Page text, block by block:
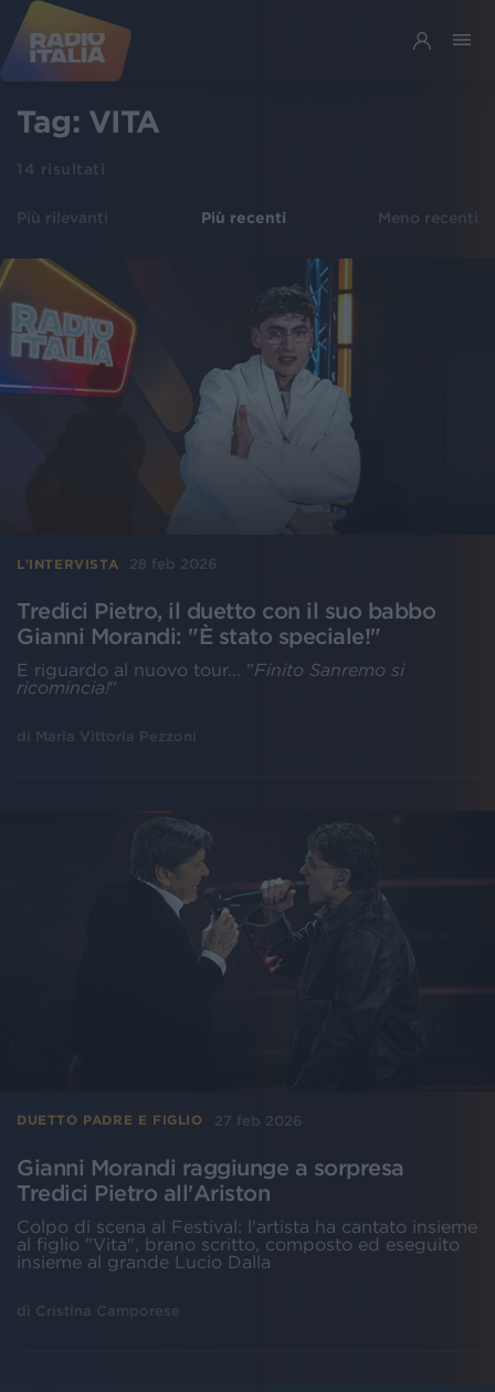
Tag: VITA
14 risultati
Più rilevanti Più recenti Meno recenti
L'INTERVISTA 28 feb 2026
Tredici Pietro, il duetto con il suo babbo
Gianni Morandi: "È stato speciale!"
E riguardo al nuovo tour... "Finito Sanremo si
ricomincia!"
di Maria Vittoria Pezzoni
DUETTO PADRE E FIGLIO 27 feb 2026
Gianni Morandi raggiunge a sorpresa
Tredici Pietro all'Ariston
Colpo di scena al Festival: l'artista ha cantato insieme
al figlio "Vita", brano scritto, composto ed eseguito
insieme al grande Lucio Dalla
di Cristina Camporese